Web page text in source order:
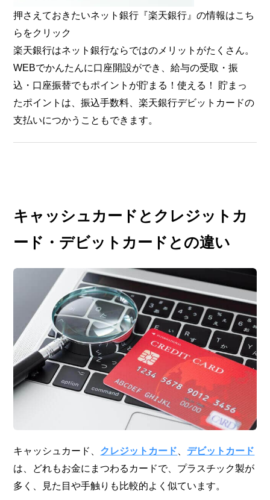
押さえておきたいネット銀行『楽天銀行』の情報はこち
らをクリック
楽天銀行はネット銀行ならではのメリットがたくさん。
WEBでかんたんに口座開設ができ、給与の受取・振
込・口座振替でもポイントが貯まる！使える！ 貯まっ
たポイントは、振込手数料、楽天銀行デビットカードの
支払いにつかうこともできます。
キャッシュカードとクレジットカ
ード・デビットカードとの違い
キャッシュカード、 クレジットカード
デビットカード
は、どれもお金にまつわるカードで、プラスチック製が
多く、見た目や手触りも比較的よく似ています。